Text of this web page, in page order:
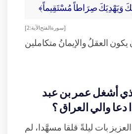
وَيَهْدِيَكَ صِرَاطاً مُسْتَقِيماً﴾
[سورة الفتح الآية: 2]
العقلُ والإيمانُ متكاملين
أشغل عمر بن عبد
دعا والي العراق ؟
بات ليلةً قلقا مسهَّدا، لم